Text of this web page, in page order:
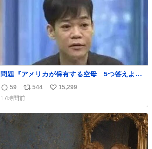
問題『アメリカが保有する空母 5つ答えよ』
名倉「ホンマごめん、日本」
返
信
数
59
リ
ポ
ス
ト
544
い
ね
15,299
17時間前